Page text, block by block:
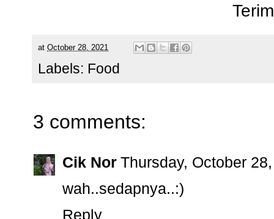
at October 28, 2021
Labels: Food
3 comments:
Cik Nor Thursday, October
wah..sedapnya..:)
Reply